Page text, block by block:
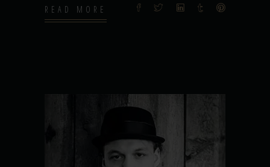
READ MORE